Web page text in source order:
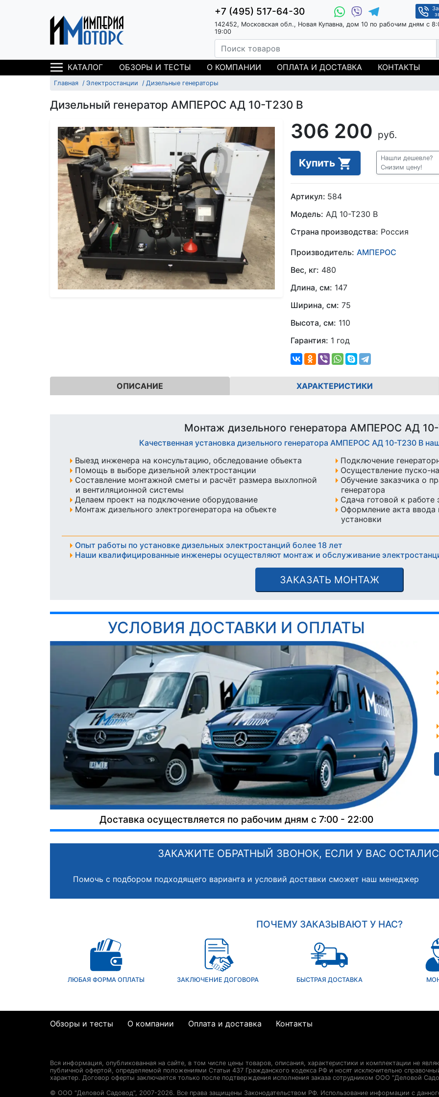
+7 (495) 517-64-30
142452, Московская обл., Новая Купавна, дом 10 по рабочим дням с
19:00
КАТАЛОГ ОБЗОРЫ И ТЕСТЫ О КОМПАНИИ ОПЛАТА И ДОСТАВКА КОНТАКТЫ
Главная Электростанции Дизельные генераторы
Дизельный генератор АМПЕРОС АД 10-Т230 В
306 200 руб.
Купить
Нашли дешевле?
Снизим цену!
Артикул: 584
Модель: АД 10-Т230 В
Страна производства: Россия
Производитель: АМПЕРОС
Вес, кг: 480
Длина, см: 147
Ширина, см: 75
Высота, см: 110
Гарантия: 1 год
ОПИСАНИЕ ХАРАКТЕРИСТИКИ
Монтаж дизельного генератора АМПЕРОС АД
Качественная установка дизельного генератора АМПЕРОС АД 10-Т230 В
Выезд инженера на консультацию, обследование объекта
Помощь в выборе дизельной электростанции
Составление монтажной сметы и расчёт размера выхлопной
и вентиляционной системы
Делаем проект на подключение оборудование
Монтаж дизельного электрогенератора на объекте
Подключение
Осуществление пуско-
Обучение заказчика о
генератора
Сдача готовой к работе
Оформление акта ввода
установки
Опыт работы по установке дизельных электростанций более 18 лет
Наши квалифицированные инженеры осуществляют монтаж и обслуживание
ЗАКАЗАТЬ МОНТАЖ
УСЛОВИЯ ДОСТАВКИ И ОПЛАТЫ
Доставка осуществляется по рабочим дням с 7:00 - 22:00
ЗАКАЖИТЕ ОБРАТНЫЙ ЗВОНОК, ЕСЛИ У ВАС
Помочь с подбором подходящего варианта и условий доставки сможет наш менеджер
ПОЧЕМУ ЗАКАЗЫВАЮТ У НАС?
ЛЮБАЯ ФОРМА ОПЛАТЫ ЗАКЛЮЧЕНИЕ ДОГОВОРА БЫСТРАЯ ДОСТАВКА
Обзоры и тесты О компании Оплата и доставка Контакты
Вся информация, опубликованная на сайте, в том числе цены товаров, описания, характеристики и комплектации не
публичной офертой, определяемой положениями Статьи 437 Гражданского кодекса РФ и носят исключительно
характер. Договор оферты заключается только после подтверждения исполнения заказа сотрудником ООО "Деловой
© ООО "Деловой Садовод", 2007-2026. Все права защищены Законодательством РФ. Использование информации с